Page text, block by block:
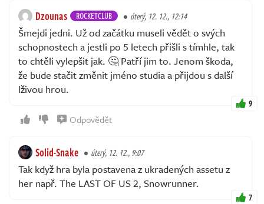
Dzounas ROCKETCLUB úterý, 12. 12., 12:14
Šmejdi jedni. Už od začátku museli vědět o svých
schopnostech a jestli po 5 letech přišli s tímhle, tak
to chtěli vylepšit jak. 🤔 Patří jim to. Jenom škoda,
že bude stačit změnit jméno studia a přijdou s další
lživou hrou.
9
Odpovědět
Solid-Snake úterý, 12. 12., 9:07
Tak když hra byla postavena z ukradených assetu z
her např. The LAST OF US 2, Snowrunner.
7